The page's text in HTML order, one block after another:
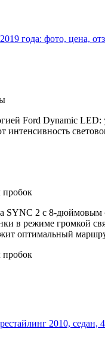
года: фото, цена,
Ford Dynamic
интенсивность
пробок
SYNC 2 c 8-
в режиме громкой
оптимальный
пробок
2010, седан,